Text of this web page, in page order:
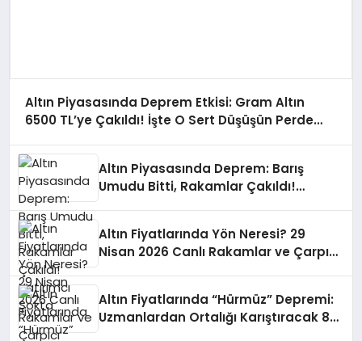
Altın Piyasasında Deprem Etkisi: Gram Altın
6500 TL’ye Çakıldı! İşte O Sert Düşüşün Perde
Altın Piyasasında Deprem: Barış
Umudu Bitti, Rakamlar Çakıldı!
Altın Fiyatlarında Yön Neresi? 29
Nisan 2026 Canlı Rakamlar ve Çarpıcı
Altın Fiyatlarında “Hürmüz” Depremi:
Uzmanlardan Ortalığı Karıştıracak 8